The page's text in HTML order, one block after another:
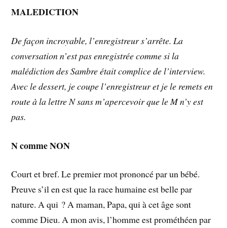
MALEDICTION
De façon incroyable, l’enregistreur s’arrête. La
conversation n’est pas enregistrée comme si la
malédiction des Sambre était complice de l’interview.
Avec le dessert, je coupe l’enregistreur et je le remets en
route à la lettre N sans m’apercevoir que le M n’y est
pas.
N comme NON
Court et bref. Le premier mot prononcé par un bébé.
Preuve s’il en est que la race humaine est belle par
nature. A qui ? A maman, Papa, qui à cet âge sont
comme Dieu. A mon avis, l’homme est prométhéen par